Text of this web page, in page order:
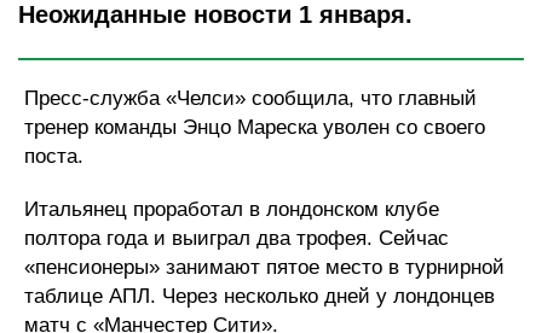
Неожиданные новости 1 января.
Пресс-служба «Челси» сообщила, что главный
тренер команды Энцо Мареска уволен со своего
поста.
Итальянец проработал в лондонском клубе
полтора года и выиграл два трофея. Сейчас
«пенсионеры» занимают пятое место в турнирной
таблице АПЛ. Через несколько дней у лондонцев
матч с «Манчестер Сити».